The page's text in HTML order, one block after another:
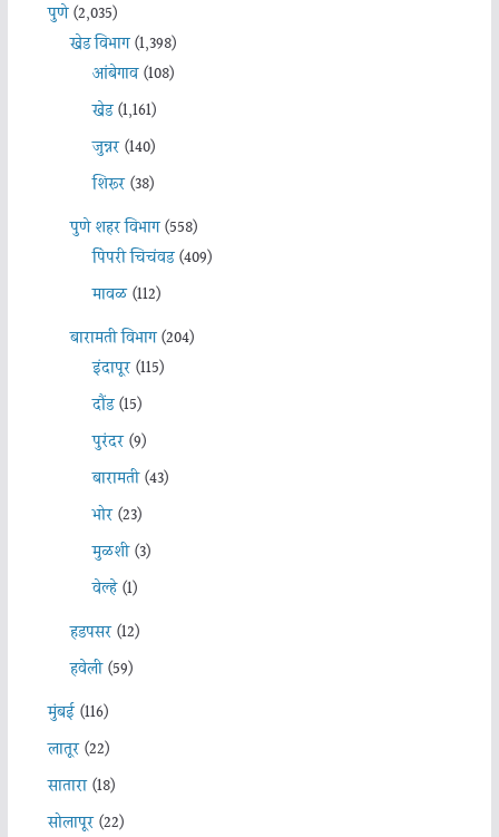
पुणे(2,035)
खेड विभाग(1,398)
आंबेगाव(108)
खेड(1,161)
जुन्नर(140)
शिरूर(38)
पुणे शहर विभाग(558)
पिंपरी चिचंवड(409)
मावळ(112)
बारामती विभाग(204)
इंदापूर(115)
दौंड(15)
पुरंदर(9)
बारामती(43)
भोर(23)
मुळशी(3)
वेल्हे(1)
हडपसर(12)
हवेली(59)
मुंबई(116)
लातूर(22)
सातारा(18)
सोलापूर(22)